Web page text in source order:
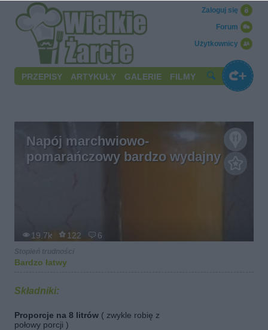
Użytkownicy
Forum
Zaloguj się
PRZEPISY ARTYKUŁY GALERIE FILMY
Napój marchwiowo-
pomarańczowy bardzo wydajny
19.7k 122 6
Bardzo łatwy
Składniki:
Proporcje na 8 litrów ( zwykle robię z
połowy porcji )